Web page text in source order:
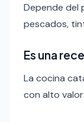
Depende del
pescados,
Es una
La cocina
con alto